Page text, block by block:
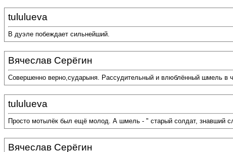
tululueva
В дуэле побеждает сильнейший.
Вячеслав Серёгин
Совершенно верно,сударыня. Рассудительный и влюблённый шмель в
tululueva
Просто мотылёк был ещё молод. А шмель - " старый солдат, знавший
Вячеслав Серёгин